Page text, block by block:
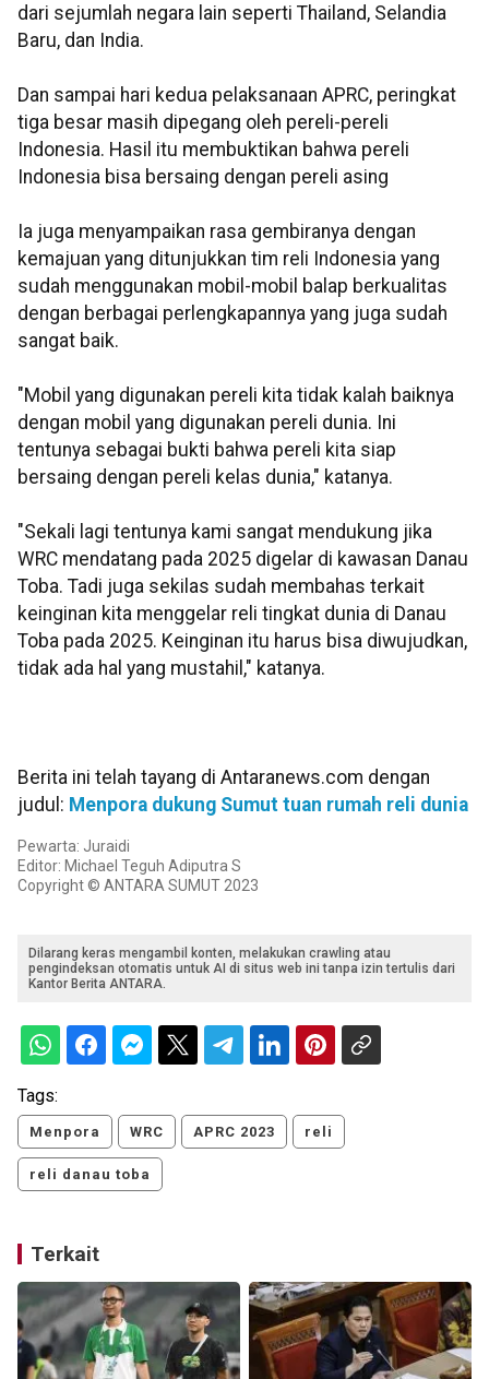
dari sejumlah negara lain seperti Thailand, Selandia
Baru, dan India.
Dan sampai hari kedua pelaksanaan APRC, peringkat
tiga besar masih dipegang oleh pereli-pereli
Indonesia. Hasil itu membuktikan bahwa pereli
Indonesia bisa bersaing dengan pereli asing
Ia juga menyampaikan rasa gembiranya dengan
kemajuan yang ditunjukkan tim reli Indonesia yang
sudah menggunakan mobil-mobil balap berkualitas
dengan berbagai perlengkapannya yang juga sudah
sangat baik.
"Mobil yang digunakan pereli kita tidak kalah baiknya
dengan mobil yang digunakan pereli dunia. Ini
tentunya sebagai bukti bahwa pereli kita siap
bersaing dengan pereli kelas dunia," katanya.
"Sekali lagi tentunya kami sangat mendukung jika
WRC mendatang pada 2025 digelar di kawasan Danau
Toba. Tadi juga sekilas sudah membahas terkait
keinginan kita menggelar reli tingkat dunia di Danau
Toba pada 2025. Keinginan itu harus bisa diwujudkan,
tidak ada hal yang mustahil," katanya.
Berita ini telah tayang di Antaranews.com dengan
judul: Menpora dukung Sumut tuan rumah reli dunia
Pewarta: Juraidi
Editor: Michael Teguh Adiputra S
Copyright © ANTARA SUMUT 2023
Dilarang keras mengambil konten, melakukan crawling atau
pengindeksan otomatis untuk AI di situs web ini tanpa izin tertulis dari
Kantor Berita ANTARA.
Tags:
Menpora WRC APRC 2023 reli
reli danau toba
Terkait